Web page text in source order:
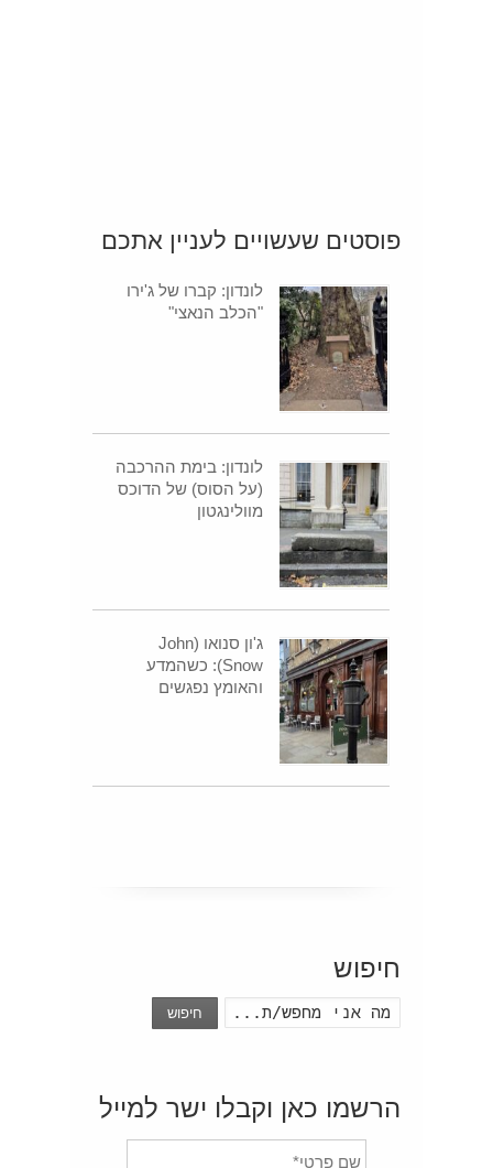
פוסטים שעשויים לעניין אתכם
לונדון: קברו של ג'ירו
"הכלב הנאצי"
לונדון: בימת ההרכבה
(על הסוס) של הדוכס
מוולינגטון
ג'ון סנואו (John
Snow): כשהמדע
והאומץ נפגשים
חיפוש
חיפוש
הרשמו כאן וקבלו ישר למייל